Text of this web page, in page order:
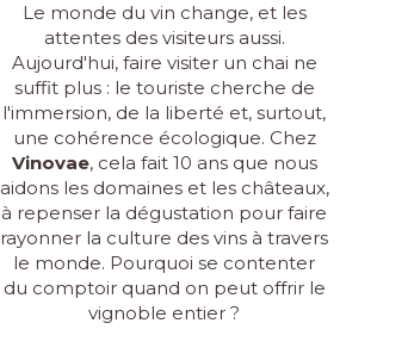
Le monde du vin change, et les
attentes des visiteurs aussi.
Aujourd'hui, faire visiter un chai ne
suffit plus : le touriste cherche de
l'immersion, de la liberté et, surtout,
une cohérence écologique. Chez
Vinovae, cela fait 10 ans que nous
aidons les domaines et les châteaux,
à repenser la dégustation pour faire
rayonner la culture des vins à travers
le monde. Pourquoi se contenter
du comptoir quand on peut offrir le
vignoble entier ?